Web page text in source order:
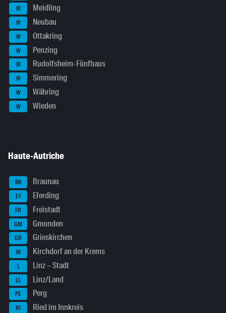
W Meidling
W Neubau
W Ottakring
W Penzing
W Rudolfsheim-Fünfhaus
W Simmering
W Währing
W Wieden
Haute-Autriche
BR Braunau
EF Eferding
FR Freistadt
GM Gmunden
GR Grieskirchen
KI Kirchdorf an der Krems
L Linz – Stadt
LL Linz/Land
PE Perg
RI Ried im Innkreis